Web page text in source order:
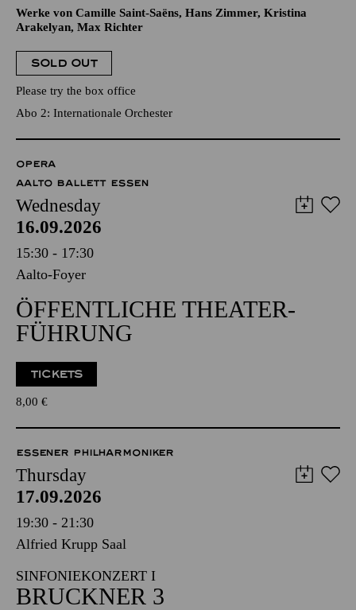
Werke von Camille Saint-Saëns, Hans Zimmer, Kristina
Arakelyan, Max Richter
SOLD OUT
Please try the box office
Abo 2: Internationale Orchester
OPERA
AALTO BALLETT ESSEN
Wednesday
16.09.2026
15:30 - 17:30
Aalto-Foyer
ÖFFENTLICHE THEATER­
FÜHRUNG
TICKETS
8,00 €
ESSENER PHILHARMONIKER
Thursday
17.09.2026
19:30 - 21:30
Alfried Krupp Saal
SINFONIEKONZERT I
BRUCKNER 3